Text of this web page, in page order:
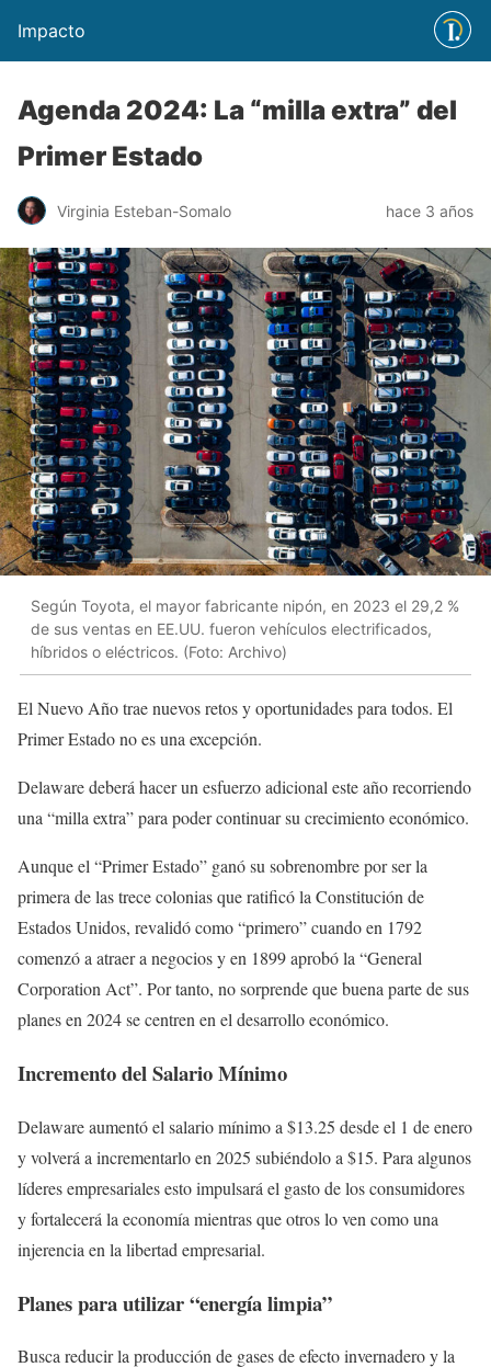
Impacto
Agenda 2024: La “milla extra” del
Primer Estado
Virginia Esteban-Somalo hace 3 años
Según Toyota, el mayor fabricante nipón, en 2023 el 29,2 %
de sus ventas en EE.UU. fueron vehículos electrificados,
híbridos o eléctricos. (Foto: Archivo)
El Nuevo Año trae nuevos retos y oportunidades para todos. El
Primer Estado no es una excepción.
Delaware deberá hacer un esfuerzo adicional este año recorriendo
una “milla extra” para poder continuar su crecimiento económico.
Aunque el “Primer Estado” ganó su sobrenombre por ser la
primera de las trece colonias que ratificó la Constitución de
Estados Unidos, revalidó como “primero” cuando en 1792
comenzó a atraer a negocios y en 1899 aprobó la “General
Corporation Act”. Por tanto, no sorprende que buena parte de sus
planes en 2024 se centren en el desarrollo económico.
Incremento del Salario Mínimo
Delaware aumentó el salario mínimo a $13.25 desde el 1 de enero
y volverá a incrementarlo en 2025 subiéndolo a $15. Para algunos
líderes empresariales esto impulsará el gasto de los consumidores
y fortalecerá la economía mientras que otros lo ven como una
injerencia en la libertad empresarial.
Planes para utilizar “energía limpia”
Busca reducir la producción de gases de efecto invernadero y la